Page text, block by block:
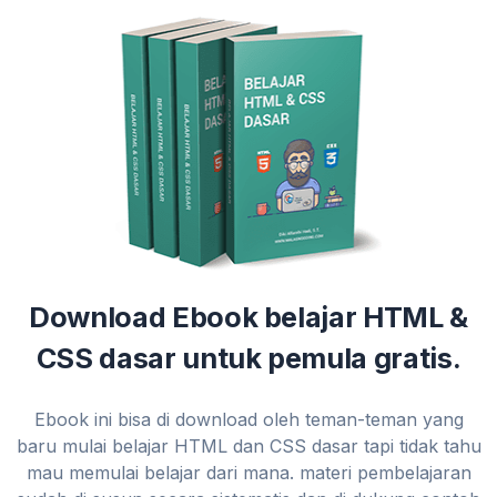
Download Ebook belajar HTML &
CSS dasar untuk pemula gratis.
Ebook ini bisa di download oleh teman-teman yang
baru mulai belajar HTML dan CSS dasar tapi tidak tahu
mau memulai belajar dari mana. materi pembelajaran